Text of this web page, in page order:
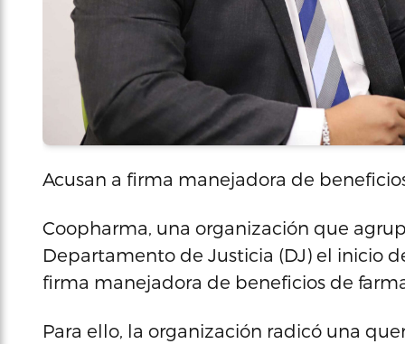
Acusan a firma manejadora de
Coopharma, una organización que
Departamento de Justicia (DJ) el inicio
firma manejadora de beneficios de
Para ello, la organización radicó una